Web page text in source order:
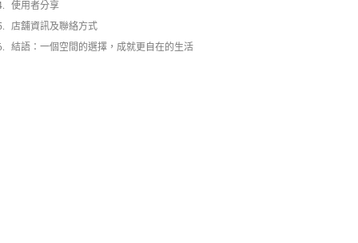
使用者分享
店舖資訊及聯絡方式
結語：一個空間的選擇，成就更自在的生活